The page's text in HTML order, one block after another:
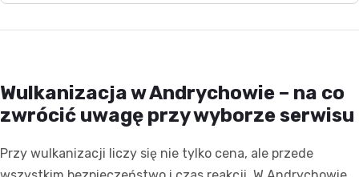
Wulkanizacja w Andrychowie – na co
zwrócić uwagę przy wyborze serwisu
Przy wulkanizacji liczy się nie tylko cena, ale przede